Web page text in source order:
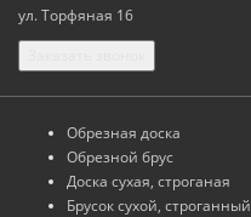
ул. Торфяная 16
Обрезная доска
Обрезной брус
Доска сухая, строганая
Брусок сухой, строганный